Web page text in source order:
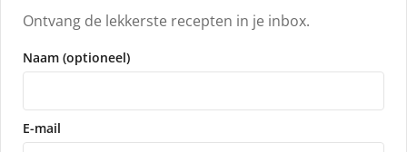
Ontvang de lekkerste recepten in je inbox.
Naam (optioneel)
E-mail